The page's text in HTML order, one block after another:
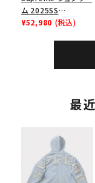
ム 2025SS
Bandana Football
¥52,980 (税込)
最